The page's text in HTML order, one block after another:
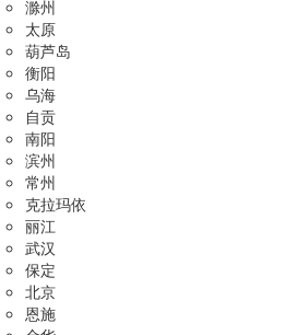
滁州
太原
葫芦岛
衡阳
乌海
自贡
南阳
滨州
常州
克拉玛依
丽江
武汉
保定
北京
恩施